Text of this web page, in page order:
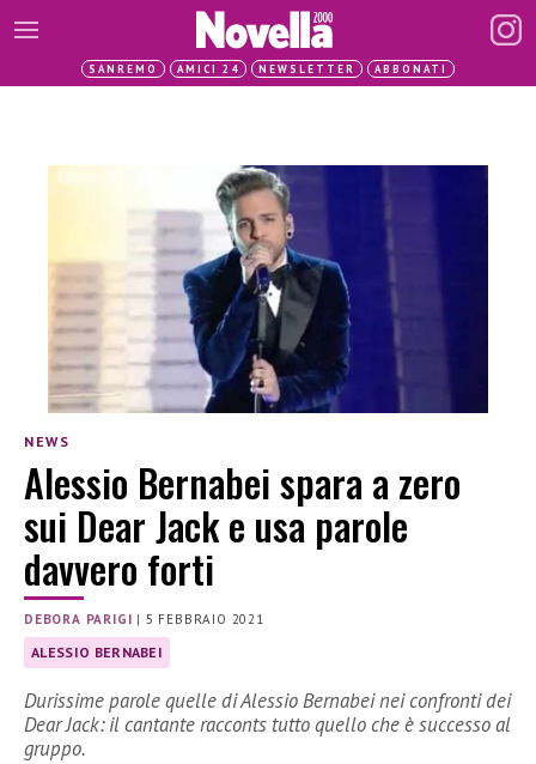
SANREMO AMICI 24 NEWSLETTER ABBONATI
NEWS
Alessio Bernabei spara a zero
sui Dear Jack e usa parole
davvero forti
DEBORA PARIGI | 5 FEBBRAIO 2021
ALESSIO BERNABEI
Durissime parole quelle di Alessio Bernabei nei confronti dei
Dear Jack: il cantante racconts tutto quello che è successo al
gruppo.